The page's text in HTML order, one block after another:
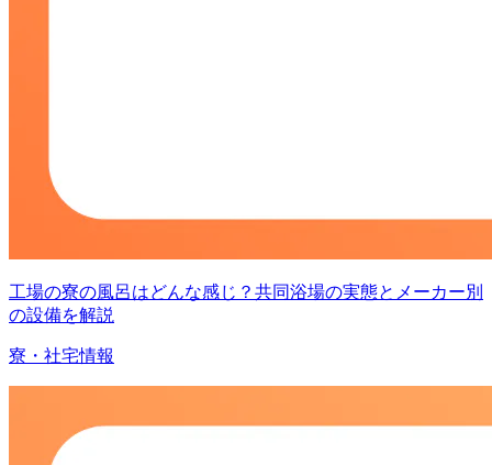
工場の寮の風呂はどんな感じ？共同浴場の実態とメーカー別
の設備を解説
寮・社宅情報